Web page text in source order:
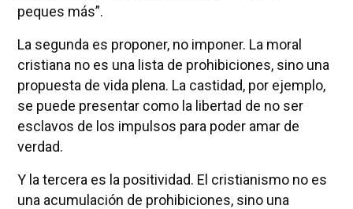
peques más”.
La segunda es proponer, no imponer. La moral
cristiana no es una lista de prohibiciones, sino una
propuesta de vida plena. La castidad, por ejemplo,
se puede presentar como la libertad de no ser
esclavos de los impulsos para poder amar de
verdad.
Y la tercera es la positividad. El cristianismo no es
una acumulación de prohibiciones, sino una